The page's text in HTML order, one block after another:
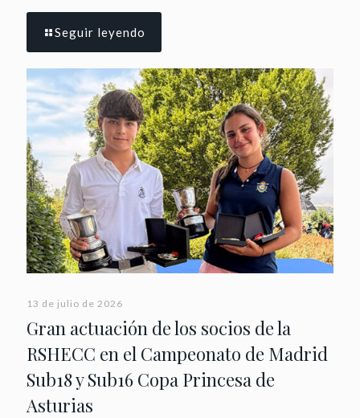
Seguir leyendo
13 de julio de 2026
Gran actuación de los socios de la
RSHECC en el Campeonato de Madrid
Sub18 y Sub16 Copa Princesa de
Asturias